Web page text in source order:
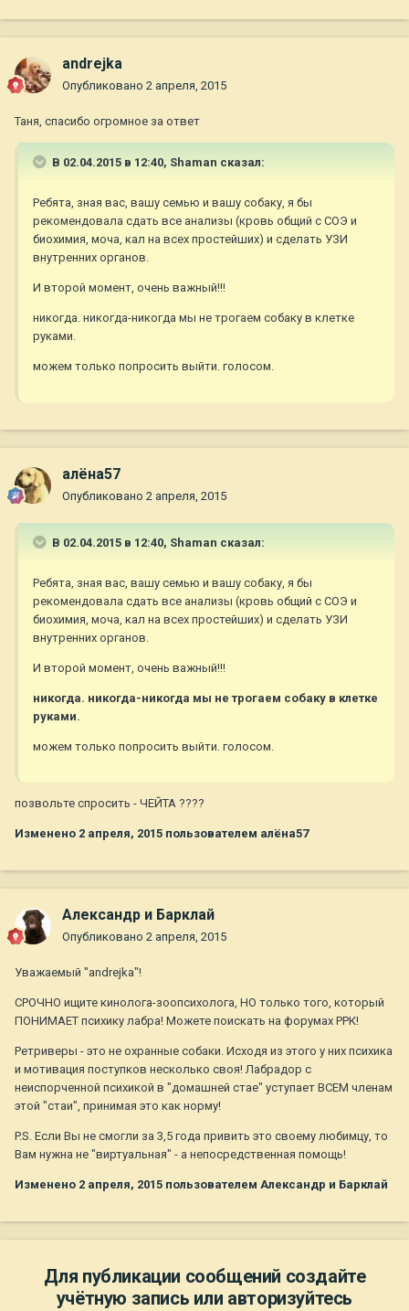
andrejka
Опубликовано 2 апреля, 2015
Таня, спасибо огромное за ответ
В 02.04.2015 в 12:40, Shaman сказал:
Ребята, зная вас, вашу семью и вашу собаку, я бы
рекомендовала сдать все анализы (кровь общий с СОЭ и
биохимия, моча, кал на всех простейших) и сделать УЗИ
внутренних органов.
И второй момент, очень важный!!!
никогда. никогда-никогда мы не трогаем собаку в клетке
руками.
можем только попросить выйти. голосом.
алёна57
Опубликовано 2 апреля, 2015
В 02.04.2015 в 12:40, Shaman сказал:
Ребята, зная вас, вашу семью и вашу собаку, я бы
рекомендовала сдать все анализы (кровь общий с СОЭ и
биохимия, моча, кал на всех простейших) и сделать УЗИ
внутренних органов.
И второй момент, очень важный!!!
никогда. никогда-никогда мы не трогаем собаку в клетке
руками.
можем только попросить выйти. голосом.
позвольте спросить - ЧЕЙТА ????
Изменено 2 апреля, 2015 пользователем алёна57
Александр и Барклай
Опубликовано 2 апреля, 2015
Уважаемый "andrejka"!
СРОЧНО ищите кинолога-зоопсихолога, НО только того, который
ПОНИМАЕТ психику лабра! Можете поискать на форумах РРК!
Ретриверы - это не охранные собаки. Исходя из этого у них психика
и мотивация поступков несколько своя! Лабрадор с
неиспорченной психикой в "домашней стае" уступает ВСЕМ членам
этой "стаи", принимая это как норму!
P.S. Если Вы не смогли за 3,5 года привить это своему любимцу, то
Вам нужна не "виртуальная" - а непосредственная помощь!
Изменено 2 апреля, 2015 пользователем Александр и Барклай
Для публикации сообщений создайте
учётную запись или авторизуйтесь